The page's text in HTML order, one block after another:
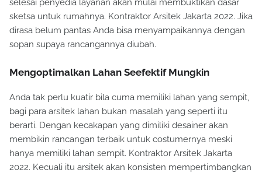
selesai penyedia layanan akan mulai membuktikan dasar
sketsa untuk rumahnya. Kontraktor Arsitek Jakarta 2022. Jika
dirasa belum pantas Anda bisa menyampaikannya dengan
sopan supaya rancangannya diubah.
Mengoptimalkan Lahan Seefektif Mungkin
Anda tak perlu kuatir bila cuma memiliki lahan yang sempit,
bagi para arsitek lahan bukan masalah yang seperti itu
berarti. Dengan kecakapan yang dimiliki desainer akan
membikin rancangan terbaik untuk costumernya meski
hanya memiliki lahan sempit. Kontraktor Arsitek Jakarta
2022. Kecuali itu arsitek akan konsisten mempertimbangkan